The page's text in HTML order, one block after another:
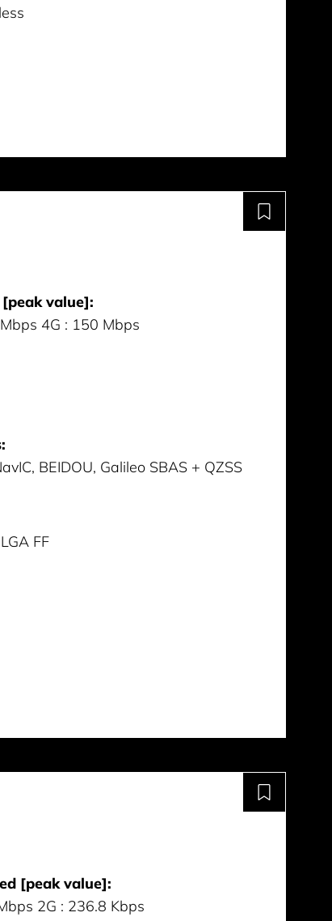
value]:
4G : 150 Mbps
BEIDOU, Galileo SBAS + QZSS
FF
[peak value]:
2G : 236.8 Kbps